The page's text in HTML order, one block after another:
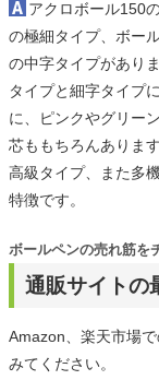
アクロボール150
の極細タイプ、ボー
の中字タイプがあり
タイプと細字タイプ
に、ピンクやグリー
芯ももちろんありま
高級タイプ、また多
特徴です。
通販サイトの
ボールペンの売れ筋を
Amazon、楽天市場
みてください。